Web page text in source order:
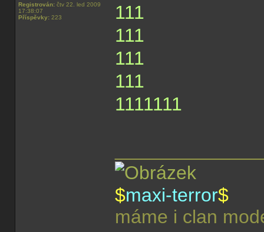
Registrován: čtv 22. led 2009
17:38:07
Příspěvky: 223
111
111
111
111
1111111
$maxi-terror$
máme i clan